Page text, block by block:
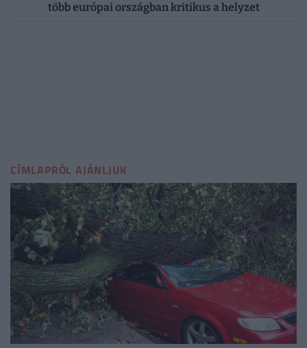
több európai országban kritikus a helyzet
CÍMLAPRÓL AJÁNLJUK